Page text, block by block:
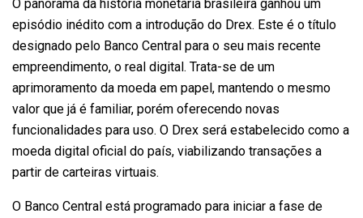
O panorama da história monetária brasileira ganhou um
episódio inédito com a introdução do Drex. Este é o título
designado pelo Banco Central para o seu mais recente
empreendimento, o real digital. Trata-se de um
aprimoramento da moeda em papel, mantendo o mesmo
valor que já é familiar, porém oferecendo novas
funcionalidades para uso. O Drex será estabelecido como a
moeda digital oficial do país, viabilizando transações a
partir de carteiras virtuais.
O Banco Central está programado para iniciar a fase de